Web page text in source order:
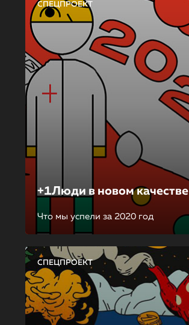
СПЕЦПРОЕКТ
+1Люди в новом качестве
Что мы успели за 2020 год
СПЕЦПРОЕКТ